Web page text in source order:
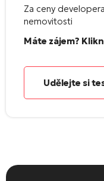
Za ceny
nemovitosti
Máte zájem?
Udělejte si